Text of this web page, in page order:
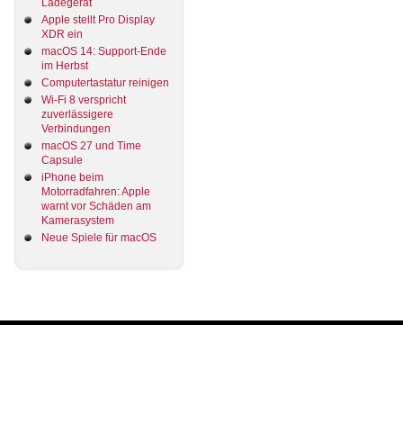
Ladegerät
Apple stellt Pro Display
XDR ein
macOS 14: Support-Ende
im Herbst
Computertastatur reinigen
Wi-Fi 8 verspricht
zuverlässigere
Verbindungen
macOS 27 und Time
Capsule
iPhone beim
Motorradfahren: Apple
warnt vor Schäden am
Kamerasystem
Neue Spiele für macOS